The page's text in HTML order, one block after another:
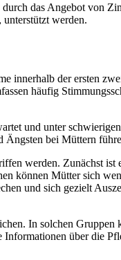
das Angebot von
werden.
innerhalb der ersten
häufig
und unter
Ängsten bei Müttern
werden. Zunächst
können Mütter sich
und sich gezielt
In solchen
über die